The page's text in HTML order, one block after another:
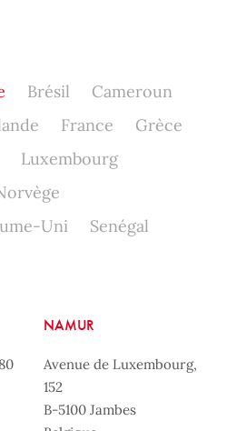
Brésil
Cameroun
France
Grèce
Luxembourg
Uni
Senégal
NAMUR
Avenue de Luxembourg,
152
B-5100 Jambes